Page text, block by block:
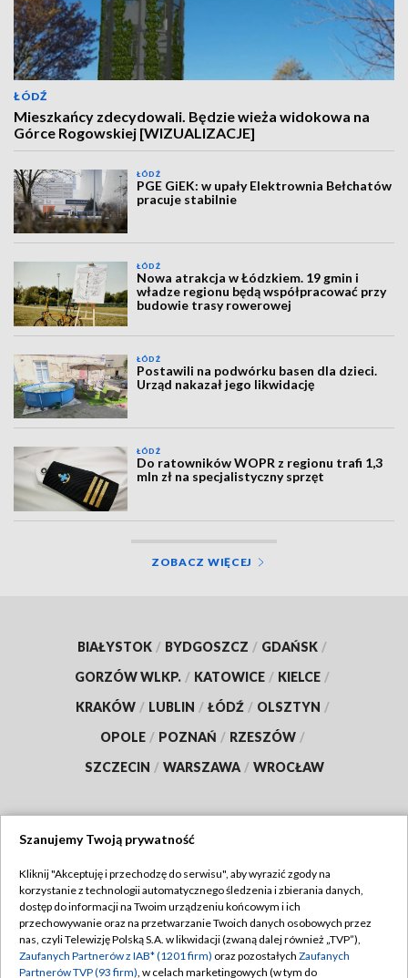
ŁÓDŹ
Mieszkańcy zdecydowali. Będzie wieża widokowa na
Górce Rogowskiej [WIZUALIZACJE]
ŁÓDŹ
PGE GiEK: w upały Elektrownia Bełchatów
pracuje stabilnie
ŁÓDŹ
Nowa atrakcja w Łódzkiem. 19 gmin i
władze regionu będą współpracować przy
budowie trasy rowerowej
ŁÓDŹ
Postawili na podwórku basen dla dzieci.
Urząd nakazał jego likwidację
ŁÓDŹ
Do ratowników WOPR z regionu trafi 1,3
mln zł na specjalistyczny sprzęt
ZOBACZ WIĘCEJ
BIAŁYSTOK / BYDGOSZCZ / GDAŃSK /
GORZÓW WLKP. / KATOWICE / KIELCE /
KRAKÓW / LUBLIN / ŁÓDŹ / OLSZTYN /
OPOLE / POZNAŃ / RZESZÓW /
SZCZECIN / WARSZAWA / WROCŁAW
TVP
Abonament TVP
Emisja w TVP
Regulamin TVP
Polityka prywatności
Szanujemy Twoją prywatność
Kliknij "Akceptuję i przechodzę do serwisu", aby wyrazić zgody na
korzystanie z technologii automatycznego śledzenia i zbierania danych,
dostęp do informacji na Twoim urządzeniu końcowym i ich
przechowywanie oraz na przetwarzanie Twoich danych osobowych przez
nas, czyli Telewizję Polską S.A. w likwidacji (zwaną dalej również „TVP”),
Zaufanych Partnerów z IAB* (1201 firm) oraz pozostałych Zaufanych
Partnerów TVP (93 firm), w celach marketingowych (w tym do